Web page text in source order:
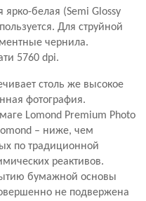
белая (Semi Glossy
Для струйной
чернила.
5760 dpi.
столь же высокое
фотография.
Lomond Premium Photo
– ниже, чем
по традиционной
реактивов.
бумажной основы
не подвержена